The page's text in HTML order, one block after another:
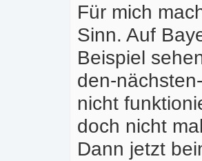
Für mich
Sinn. Auf
Beispiel
den-
nicht
doch nicht
Dann jetzt